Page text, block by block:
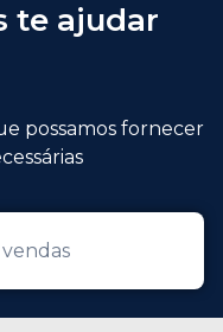
te ajudar
possamos fornecer